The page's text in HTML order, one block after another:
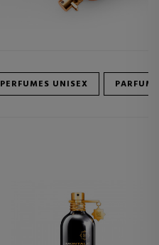
PERFUMES UNISEX